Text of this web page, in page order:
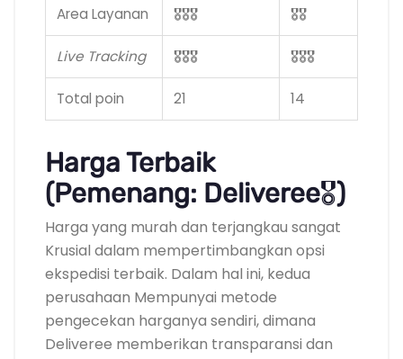
Area Layanan 🎖️🎖️🎖️ 🎖️🎖️
Live Tracking 🎖️🎖️🎖️ 🎖️🎖️🎖️
Total poin 21 14
Harga Terbaik
(Pemenang: Deliveree🎖️)
Harga yang murah dan terjangkau sangat
Krusial dalam mempertimbangkan opsi
ekspedisi terbaik. Dalam hal ini, kedua
perusahaan Mempunyai metode
pengecekan harganya sendiri, dimana
Deliveree memberikan transparansi dan